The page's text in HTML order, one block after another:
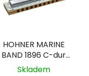
HOHNER MARINE
BAND 1896 C-dur
foukací harmonika
Skladem